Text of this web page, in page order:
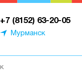
+7 (8152) 63-20-05
Мурманск